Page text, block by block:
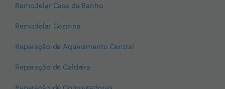
Remodelar Casa de Banho
Remodelar Cozinha
Reparação de Aquecimento Central
Reparação de Caldeira